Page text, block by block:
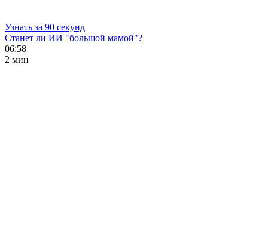
Узнать за 90 секунд
Станет ли ИИ "большой мамой"?
06:58
2 мин